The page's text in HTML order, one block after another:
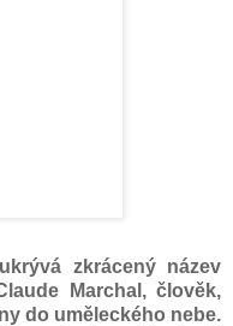
zkrácený název
Marchal, člověk,
do uměleckého nebe.